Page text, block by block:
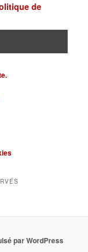
de
par WordPress